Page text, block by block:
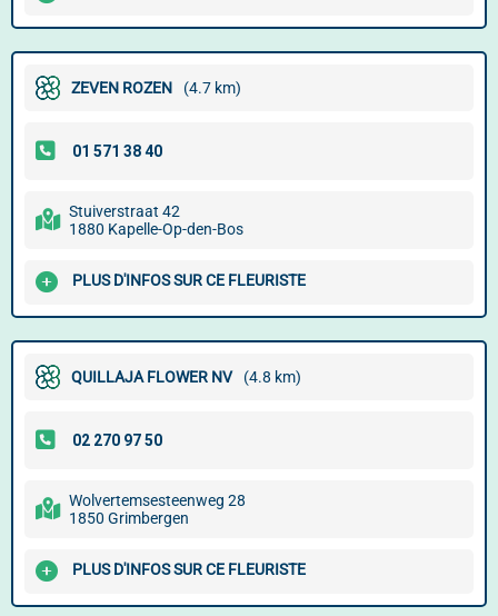
ZEVEN ROZEN (4.7 km)
Stuiverstraat 42
1880 Kapelle-Op-den-Bos
PLUS D'INFOS SUR CE FLEURISTE
QUILLAJA FLOWER NV (4.8 km)
Wolvertemsesteenweg 28
1850 Grimbergen
PLUS D'INFOS SUR CE FLEURISTE